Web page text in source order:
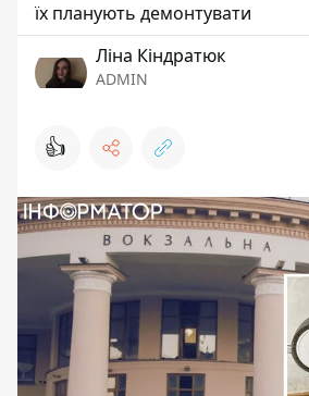
їх планують демонтувати
Ліна Кіндратюк
ADMIN
👍